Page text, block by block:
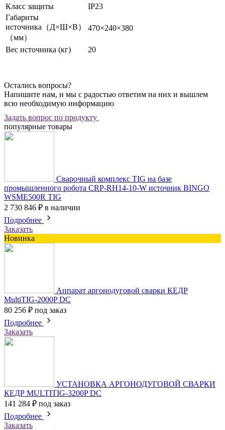
Класс защиты
IP23
Габариты
источника（Д×Ш×В）
（мм）
470×240×380
Вес источника (кг) 20
Остались вопросы?
Напишите нам, и мы c радостью ответим на них и вышлем
всю необходимую информацию
Задать вопрос по продукту
популярные товары
Сварочный комплекс TIG на базе
промышленного робота CRP-RH14-10-W источник BINGO
WSME500R TIG
2 730 846 ₽ в наличии
Подробнее
Заказать
Новинка
Аппарат аргонодуговой сварки КЕДР
MultiTIG-2000P DC
80 256 ₽ под заказ
Подробнее
Заказать
УСТАНОВКА АРГОНОДУГОВОЙ СВАРКИ
КЕДР MULTITIG-3200P DC
141 284 ₽ под заказ
Подробнее
Заказать